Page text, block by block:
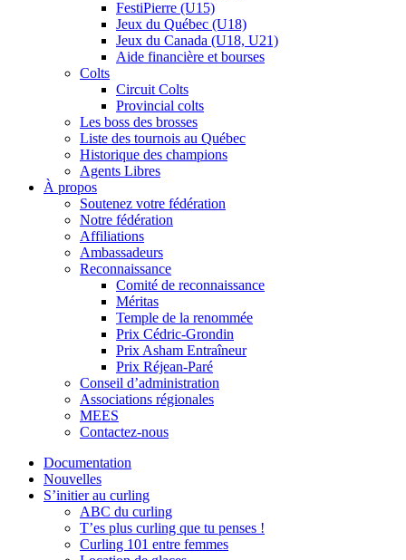
FestiPierre (U15)
Jeux du Québec (U18)
Jeux du Canada (U18, U21)
Aide financière et bourses
Colts
Circuit Colts
Provincial colts
Les boss des brosses
Liste des tournois au Québec
Historique des champions
Agents Libres
À propos
Soutenez votre fédération
Notre fédération
Affiliations
Ambassadeurs
Reconnaissance
Comité de reconnaissance
Méritas
Temple de la renommée
Prix Cédric-Grondin
Prix Asham Entraîneur
Prix Réjean-Paré
Conseil d’administration
Associations régionales
MEES
Contactez-nous
Documentation
Nouvelles
S’initier au curling
ABC du curling
T’es plus curling que tu penses !
Curling 101 entre femmes